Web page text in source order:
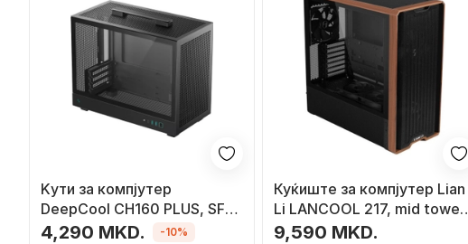
Kути за компјутер
DeepCool CH160 PLUS, SFF,
ATX напојување, црна
4,290 MKD. -10%
Куќиште за компјутер Lian
Li LANCOOL 217, mid tower,
зацврстено стакло, црно
9,590 MKD.